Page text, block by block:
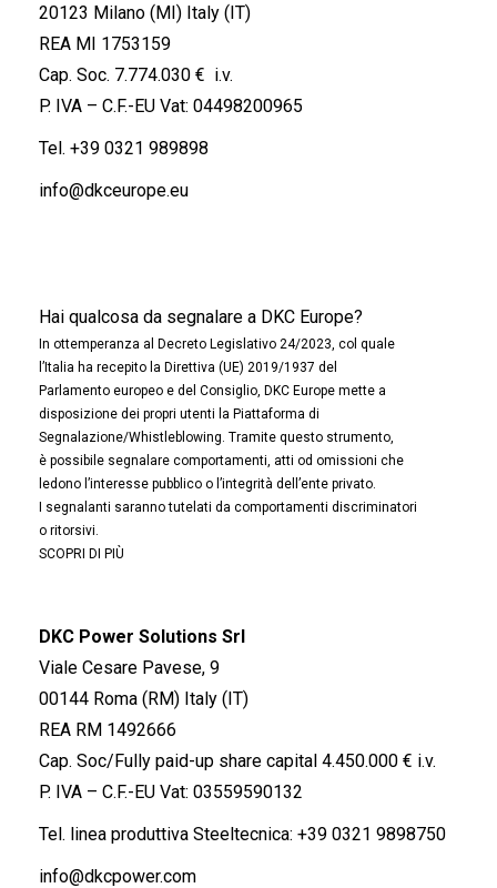
20123 Milano (MI) Italy (IT)
REA MI 1753159
Cap. Soc. 7.774.030 € i.v.
P. IVA – C.F.-EU Vat: 04498200965
Tel. +39 0321 989898
info@dkceurope.eu
Hai qualcosa da segnalare a DKC Europe?
In ottemperanza al Decreto Legislativo 24/2023, col quale
l’Italia ha recepito la Direttiva (UE) 2019/1937 del
Parlamento europeo e del Consiglio, DKC Europe mette a
disposizione dei propri utenti la Piattaforma di
Segnalazione/Whistleblowing. Tramite questo strumento,
è possibile segnalare comportamenti, atti od omissioni che
ledono l’interesse pubblico o l’integrità dell’ente privato.
I segnalanti saranno tutelati da comportamenti discriminatori
o ritorsivi.
SCOPRI DI PIÙ
DKC Power Solutions Srl
Viale Cesare Pavese, 9
00144 Roma (RM) Italy (IT)
REA RM 1492666
Cap. Soc/Fully paid-up share capital 4.450.000 € i.v.
P. IVA – C.F.-EU Vat: 03559590132
Tel. linea produttiva Steeltecnica: +39 0321 9898750
info@dkcpower.com